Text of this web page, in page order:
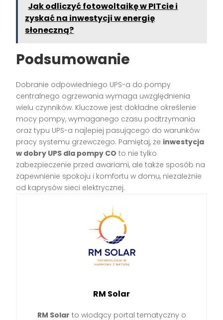
Jak odliczyć fotowoltaikę w PITcie i
zyskać na inwestycji w energię
słoneczną?
Podsumowanie
Dobranie odpowiedniego UPS-a do pompy
centralnego ogrzewania wymaga uwzględnienia
wielu czynników. Kluczowe jest dokładne określenie
mocy pompy, wymaganego czasu podtrzymania
oraz typu UPS-a najlepiej pasującego do warunków
pracy systemu grzewczego. Pamiętaj, że inwestycja
w dobry UPS dla pompy CO to nie tylko
zabezpieczenie przed awariami, ale także sposób na
zapewnienie spokoju i komfortu w domu, niezależnie
od kaprysów sieci elektrycznej.
RM Solar
RM Solar to wiodący portal tematyczny o